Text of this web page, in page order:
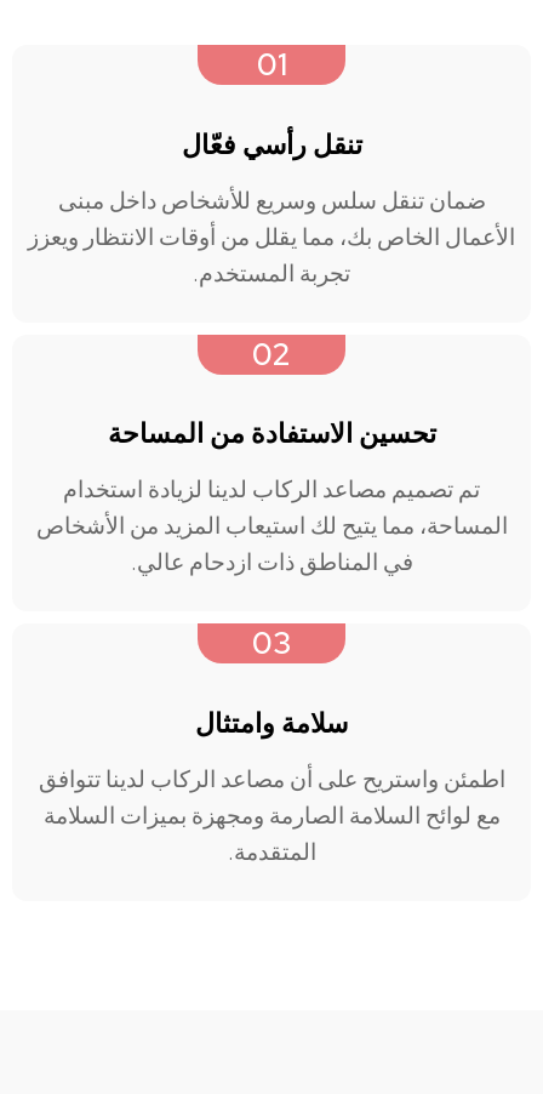
01
تنقل رأسي فعّال
ضمان تنقل سلس وسريع للأشخاص داخل مبنى
الأعمال الخاص بك، مما يقلل من أوقات الانتظار ويعزز
تجربة المستخدم.
02
تحسين الاستفادة من المساحة
تم تصميم مصاعد الركاب لدينا لزيادة استخدام
المساحة، مما يتيح لك استيعاب المزيد من الأشخاص
في المناطق ذات ازدحام عالي.
03
سلامة وامتثال
اطمئن واستريح على أن مصاعد الركاب لدينا تتوافق
مع لوائح السلامة الصارمة ومجهزة بميزات السلامة
المتقدمة.